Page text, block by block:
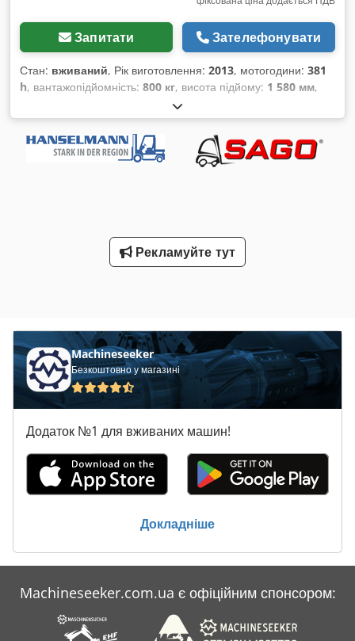
Запитати Зателефонувати
Стан: вживаний, Рік виготовлення: 2013, мотогодини: 381
h, вантажопідйомність: 800 кг, висота підйому: 1 580 мм,
, конструктивна висота:
мм, тип передачі:інше, загальна вага:730 кг, маса без
навантаження:515 кг, загальна довжина:1 800 мм, колір:
червоний, пробіг:381 км, перша реєстрація:11/2013,
інше, клас викидів:
Рекламуйте тут
Machineseeker
Безкоштовно у магазині
Додаток №1 для вживаних машин!
Докладніше
Machineseeker.com.ua є офіційним спонсором: